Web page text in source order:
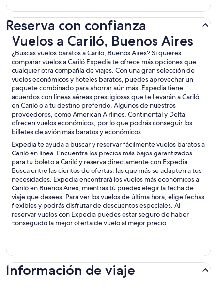
Reserva con confianza
Vuelos a Cariló, Buenos Aires
¿Buscas vuelos baratos a Cariló, Buenos Aires? Si quieres
comparar vuelos a Cariló Expedia te ofrece más opciones que
cualquier otra compañía de viajes. Con una gran selección de
vuelos económicos y hoteles baratos, puedes aprovechar un
paquete combinado para ahorrar aún más. Expedia tiene
acuerdos con líneas aéreas prestigiosas que te llevarán a Cariló
en Cariló o a tu destino preferido. Algunos de nuestros
proveedores, como American Airlines, Continental y Delta,
ofrecen vuelos económicos, por lo que podrás conseguir los
billetes de avión más baratos y económicos.
Expedia te ayuda a buscar y reservar fácilmente vuelos baratos a
Cariló en línea. Encuentra los precios más bajos garantizados
para tu boleto a Cariló y reserva directamente con Expedia.
Busca entre las cientos de ofertas, las que más se adapten a tus
necesidades. Expedia encontrará los vuelos más económicos a
Cariló en Buenos Aires, mientras tú puedes elegir la fecha de
viaje que desees. Para ver los vuelos de última hora, elige fechas
flexibles y podrás disfrutar de descuentos especiales. Al
reservar vuelos con Expedia puedes estar seguro de haber
conseguido la mejor oferta de vuelo al mejor precio.
Vuelos a Cariló, Buenos Aires
Información de viaje